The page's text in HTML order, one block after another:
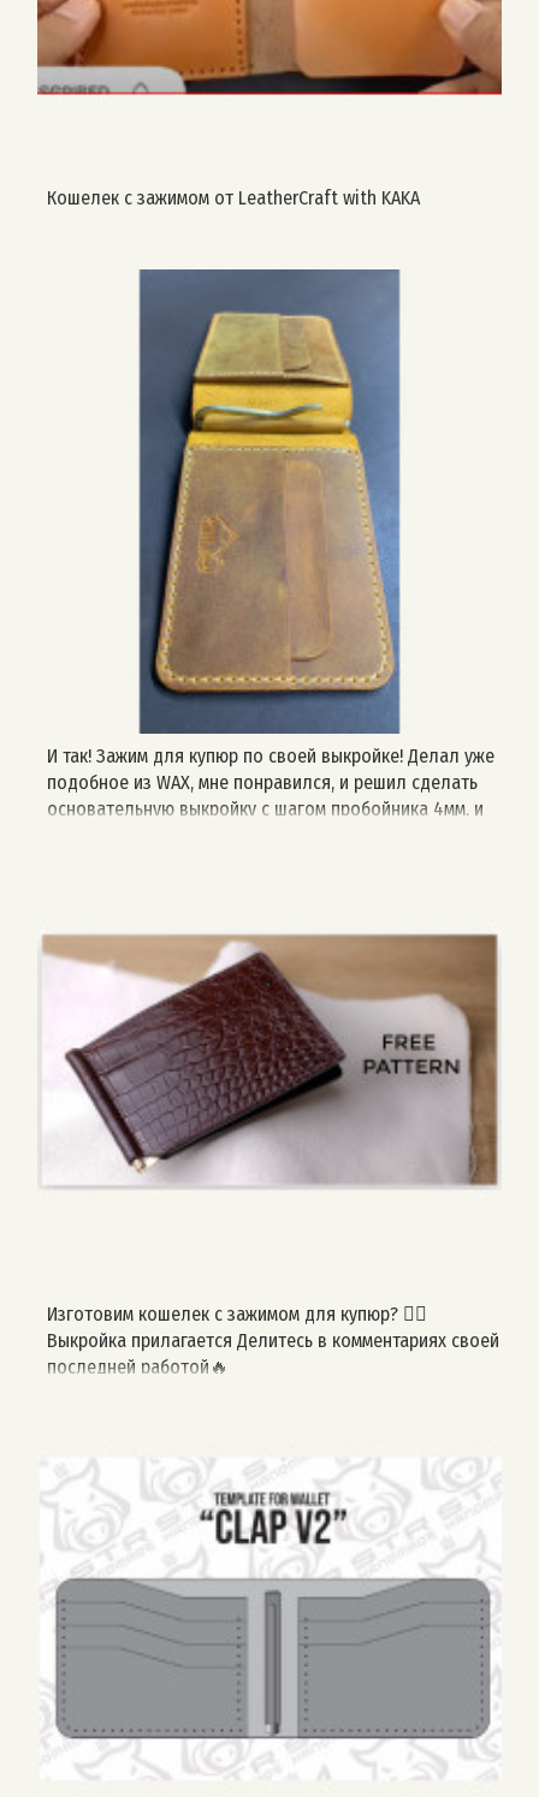
Кошелек с зажимом от LeatherCraft with KAKA
И так! Зажим для купюр по своей выкройке! Делал уже
подобное из WAX, мне понравился, и решил сделать
основательную выкройку с шагом пробойника 4мм, и
декоративные строчки, ну типа так задумано 😁 Все по
устранял, Вам оставляю без изъянов! (ну это не точно)
если кто найдет косяк пишите не стесняйтесь буду
применять меры по устранению! И ещё просьба,
присылайте фото готовых работ, очень интересно,
буду выкладывать здесь! Ну или если выкладываете у
себя, отмечайте меня, буду признателен!)
https://youtube.com/shorts/ZxeVjI7mT9Q?
si=Dc8RsewfJxIl4oTx
Изготовим кошелек с зажимом для купюр? 👇🏻
Выкройка прилагается Делитесь в комментариях своей
последней работой🔥